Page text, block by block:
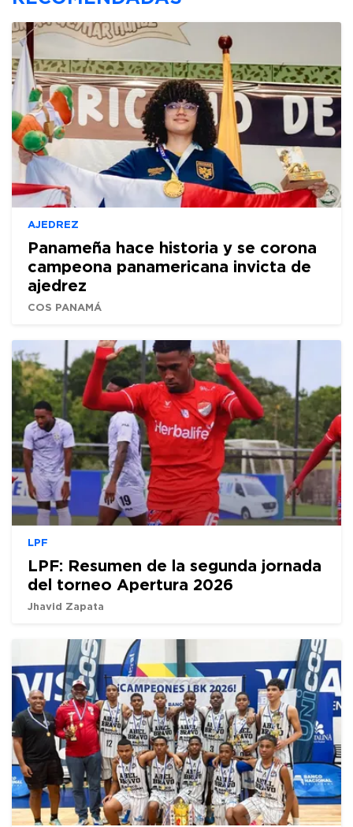
AJEDREZ
Panameña hace historia y se corona
campeona panamericana invicta de
ajedrez
COS PANAMÁ
LPF
LPF: Resumen de la segunda jornada
del torneo Apertura 2026
Jhavid Zapata